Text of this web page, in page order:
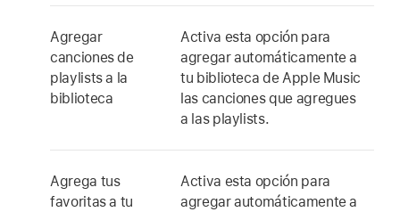
Agregar
canciones de
playlists a la
biblioteca
Activa esta opción para
agregar automáticamente a
tu biblioteca de Apple Music
las canciones que agregues
a las playlists.
Agrega tus
favoritas a tu
Activa esta opción para
agregar automáticamente a